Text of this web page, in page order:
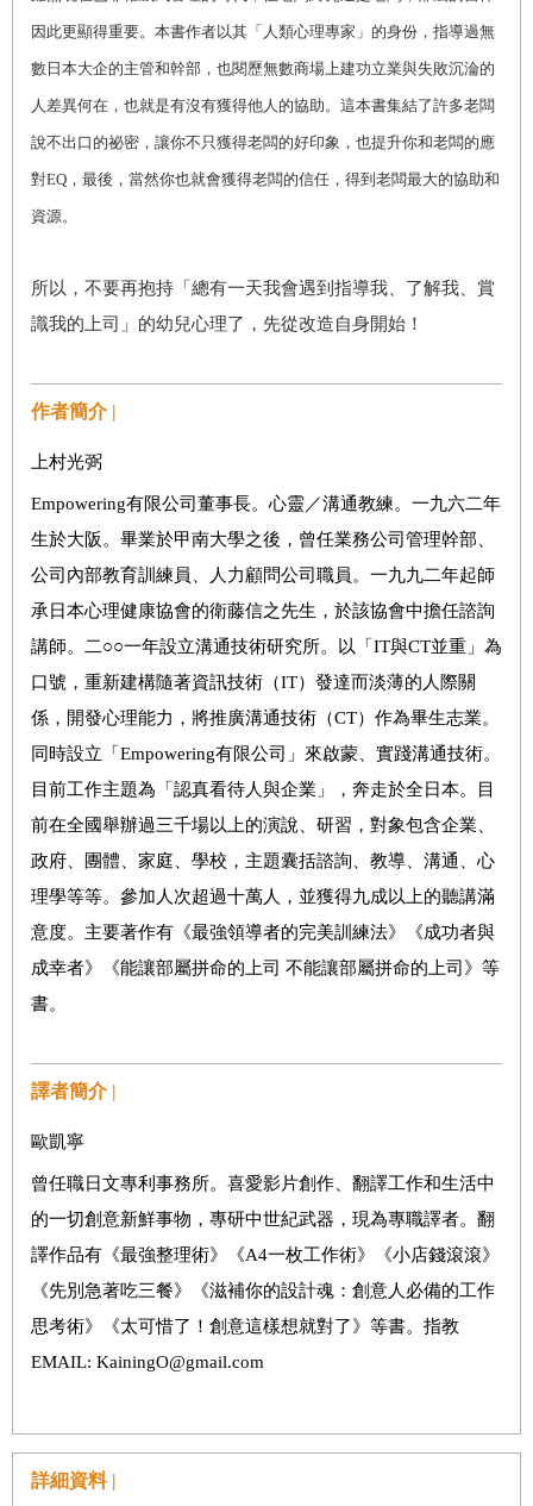
因此更顯得重要。本書作者以其「人類心理專家」的身份，指導過無
數日本大企的主管和幹部，也閱歷無數商場上建功立業與失敗沉淪的
人差異何在，也就是有沒有獲得他人的協助。這本書集結了許多老闆
說不出口的祕密，讓你不只獲得老闆的好印象，也提升你和老闆的應
對EQ，最後，當然你也就會獲得老闆的信任，得到老闆最大的協助和
資源。
所以，不要再抱持「總有一天我會遇到指導我、了解我、賞
識我的上司」的幼兒心理了，先從改造自身開始！
作者簡介 |
上村光弼
Empowering有限公司董事長。心靈／溝通教練。一九六二年
生於大阪。畢業於甲南大學之後，曾任業務公司管理幹部、
公司內部教育訓練員、人力顧問公司職員。一九九二年起師
承日本心理健康協會的衛藤信之先生，於該協會中擔任諮詢
講師。二○○一年設立溝通技術研究所。以「IT與CT並重」為
口號，重新建構隨著資訊技術（IT）發達而淡薄的人際關
係，開發心理能力，將推廣溝通技術（CT）作為畢生志業。
同時設立「Empowering有限公司」來啟蒙、實踐溝通技術。
目前工作主題為「認真看待人與企業」，奔走於全日本。目
前在全國舉辦過三千場以上的演說、研習，對象包含企業、
政府、團體、家庭、學校，主題囊括諮詢、教導、溝通、心
理學等等。參加人次超過十萬人，並獲得九成以上的聽講滿
意度。主要著作有《最強領導者的完美訓練法》《成功者與
成幸者》《能讓部屬拼命的上司 不能讓部屬拼命的上司》等
書。
譯者簡介 |
歐凱寧
曾任職日文專利事務所。喜愛影片創作、翻譯工作和生活中
的一切創意新鮮事物，專研中世紀武器，現為專職譯者。翻
譯作品有《最強整理術》《A4一枚工作術》《小店錢滾滾》
《先別急著吃三餐》《滋補你的設計魂：創意人必備的工作
思考術》《太可惜了！創意這樣想就對了》等書。指教
EMAIL: KainingO@gmail.com
詳細資料 |